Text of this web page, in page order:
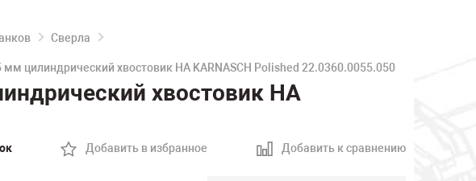
Сверла
цилиндрический хвостовик HA KARNASCH Polished 22.0360.0055.050
хвостовик HA
Добавить в избранное Добавить к сравнению